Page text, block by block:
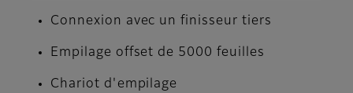
Connexion avec un finisseur tiers
Empilage offset de 5000 feuilles
Chariot d'empilage